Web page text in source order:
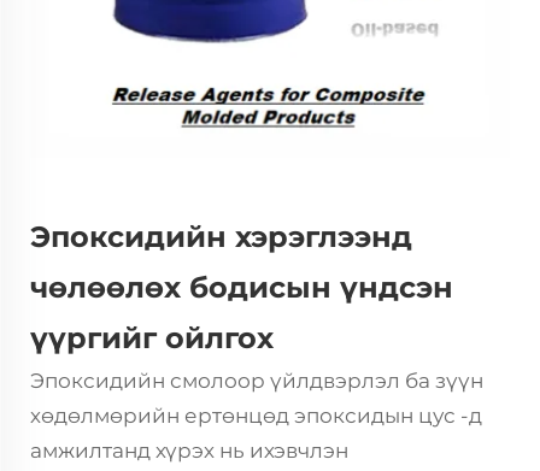
Эпоксидийн хэрэглээнд
чөлөөлөх бодисын үндсэн
үүргийг ойлгох
Эпоксидийн смолоор үйлдвэрлэл ба зүүн
хөдөлмөрийн ертөнцөд эпоксидын цус -д
амжилтанд хүрэх нь ихэвчлэн